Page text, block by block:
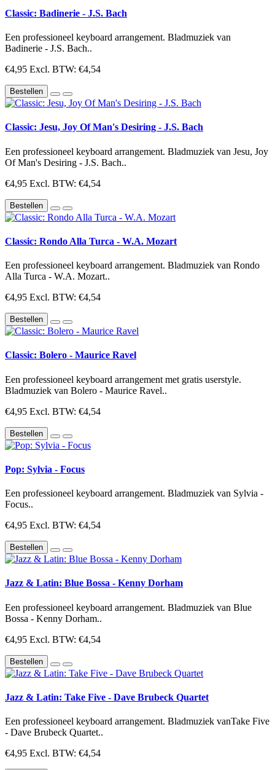
Classic: Badinerie - J.S. Bach
Een professioneel keyboard arrangement. Bladmuziek van
Badinerie - J.S. Bach..
€4,95 Excl. BTW: €4,54
Bestellen
Classic: Jesu, Joy Of Man's Desiring - J.S. Bach
Een professioneel keyboard arrangement. Bladmuziek van Jesu, Joy
Of Man's Desiring - J.S. Bach..
€4,95 Excl. BTW: €4,54
Bestellen
Classic: Rondo Alla Turca - W.A. Mozart
Een professioneel keyboard arrangement. Bladmuziek van Rondo
Alla Turca - W.A. Mozart..
€4,95 Excl. BTW: €4,54
Bestellen
Classic: Bolero - Maurice Ravel
Een professioneel keyboard arrangement met gratis userstyle.
Bladmuziek van Bolero - Maurice Ravel..
€4,95 Excl. BTW: €4,54
Bestellen
Pop: Sylvia - Focus
Een professioneel keyboard arrangement. Bladmuziek van Sylvia -
Focus..
€4,95 Excl. BTW: €4,54
Bestellen
Jazz & Latin: Blue Bossa - Kenny Dorham
Een professioneel keyboard arrangement. Bladmuziek van Blue
Bossa - Kenny Dorham..
€4,95 Excl. BTW: €4,54
Bestellen
Jazz & Latin: Take Five - Dave Brubeck Quartet
Een professioneel keyboard arrangement. Bladmuziek vanTake Five
- Dave Brubeck Quartet..
€4,95 Excl. BTW: €4,54